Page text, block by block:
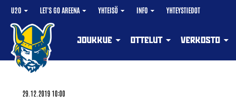
U20 LET'S GO AREENA YHTEISÖ INFO YHTEYSTIEDOT
JOUKKUE OTTELUT VERKOSTO
29.12.2019 10:00